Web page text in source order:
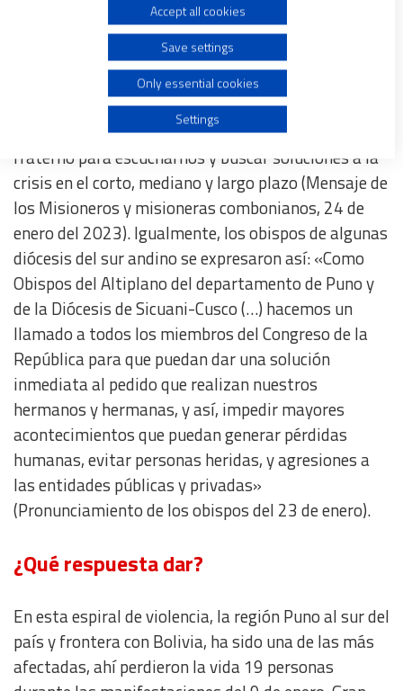
Abrir caminos de diálogo:«Ante la grave crisis
social que atraviesa nuestro país con niveles de
violencia cada vez más preocupantes, invocamos a
nuestras autoridades convocar a representantes de
todos los sectores posibles, a una mesa de diálogo
fraterno para escucharnos y buscar soluciones a la
crisis en el corto, mediano y largo plazo (Mensaje de
los Misioneros y misioneras combonianos, 24 de
enero del 2023). Igualmente, los obispos de algunas
diócesis del sur andino se expresaron así: «Como
Obispos del Altiplano del departamento de Puno y
de la Diócesis de Sicuani-Cusco (…) hacemos un
llamado a todos los miembros del Congreso de la
República para que puedan dar una solución
inmediata al pedido que realizan nuestros
hermanos y hermanas, y así, impedir mayores
acontecimientos que puedan generar pérdidas
humanas, evitar personas heridas, y agresiones a
las entidades públicas y privadas»
(Pronunciamiento de los obispos del 23 de enero).
¿Qué respuesta dar?
En esta espiral de violencia, la región Puno al sur del
país y frontera con Bolivia, ha sido una de las más
afectadas, ahí perdieron la vida 19 personas
Use limited data to select advertising
Create profiles for personalised advertising
Use profiles to select personalised advertising
Create profiles to personalise content
Use profiles to select personalised content
Measure advertising performance
Measure content performance
Understand audiences through statistics or combinations
of data from different sources
Develop and improve services
Use limited data to select content
Use precise geolocation data
Identify devices based on information actively requested
Non-IAB processing purposes:
Essential
Accept all cookies
Save settings
Only essential cookies
Settings